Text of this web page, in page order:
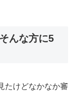
んな方に5
たけどなかなか審